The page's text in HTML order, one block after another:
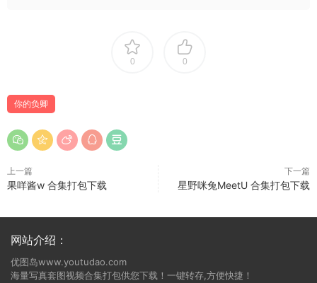
0 0
你的负卿
上一篇
果咩酱w 合集打包下载
下一篇
星野咪兔MeetU 合集打包下载
网站介绍：
优图岛www.youtudao.com
海量写真套图视频合集打包供您下载！一键转存,方便快捷！